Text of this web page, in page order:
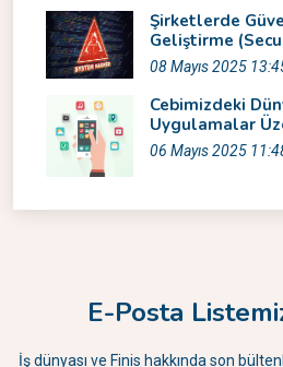
Şirketlerde
Geliştirme
08 Mayıs 2025
Cebimizdeki
Uygulamalar
06 Mayıs 2025
E-Posta
İş dünyası ve Finis hakkında son